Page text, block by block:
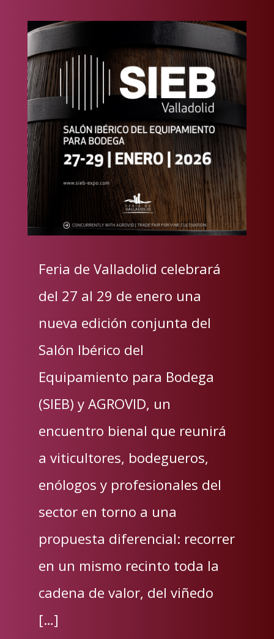
Feria de Valladolid celebrará
del 27 al 29 de enero una
nueva edición conjunta del
Salón Ibérico del
Equipamiento para Bodega
(SIEB) y AGROVID, un
encuentro bienal que reunirá
a viticultores, bodegueros,
enólogos y profesionales del
sector en torno a una
propuesta diferencial: recorrer
en un mismo recinto toda la
cadena de valor, del viñedo
[…]